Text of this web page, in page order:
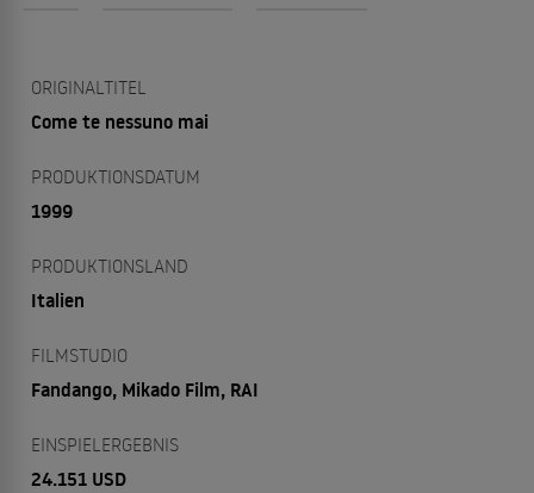
ORIGINALTITEL
Come te nessuno mai
PRODUKTIONSDATUM
1999
PRODUKTIONSLAND
Italien
FILMSTUDIO
Fandango, Mikado Film, RAI
EINSPIELERGEBNIS
24.151 USD